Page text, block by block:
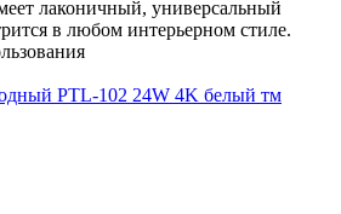
лаконичный, универсальный
в любом интерьерном стиле.